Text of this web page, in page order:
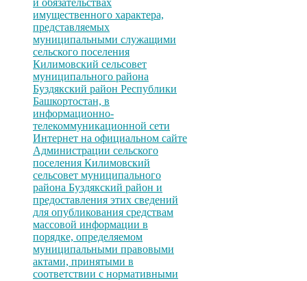
и обязательствах
имущественного характера,
представляемых
муниципальными служащими
сельского поселения
Килимовский сельсовет
муниципального района
Буздякский район Республики
Башкортостан, в
информационно-
телекоммуникационной сети
Интернет на официальном сайте
Администрации сельского
поселения Килимовский
сельсовет муниципального
района Буздякский район и
предоставления этих сведений
для опубликования средствам
массовой информации в
порядке, определяемом
муниципальными правовыми
актами, принятыми в
соответствии с нормативными